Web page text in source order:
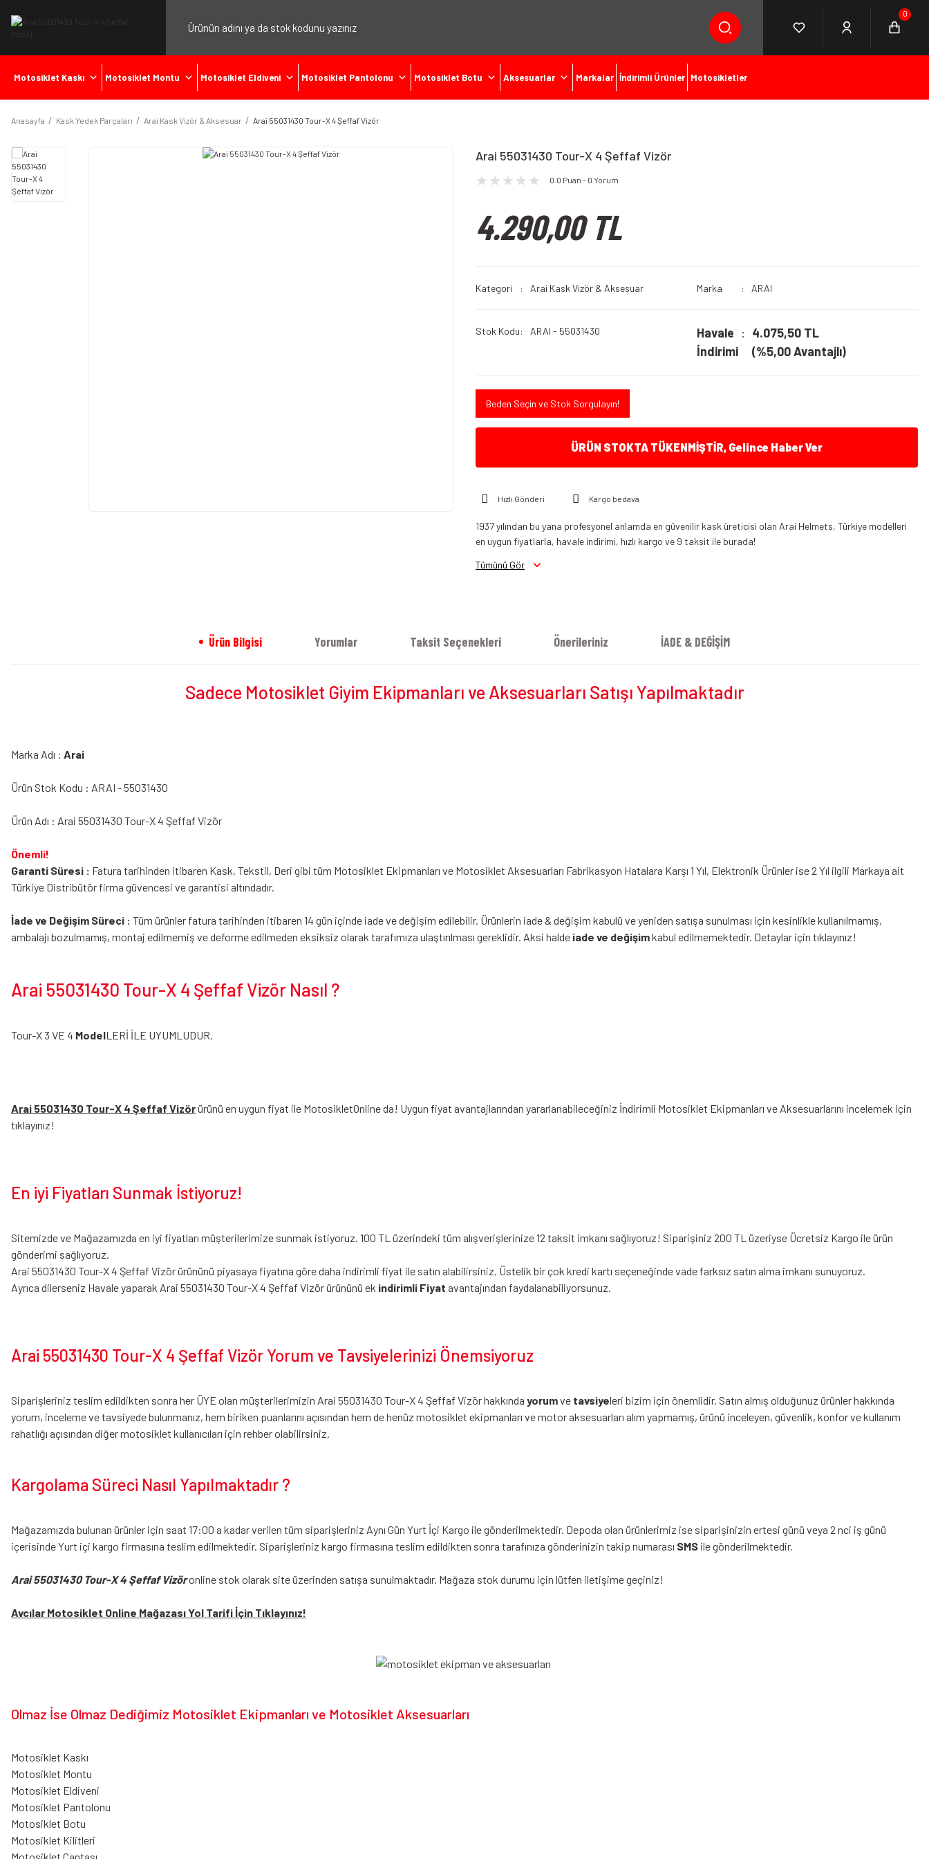
0
Motosiklet Kaskı Motosiklet Montu Motosiklet Eldiveni Motosiklet Pantolonu Motosiklet Botu Aksesuarlar Markalar İndirimli Ürünler Motosikletler
Anasayfa Kask Yedek Parçaları Arai Kask Vizör & Aksesuar Arai 55031430 Tour-X 4 Şeffaf Vizör
Arai 55031430 Tour-X 4 Şeffaf Vizör
0.0 Puan - 0 Yorum
4.290,00 TL
Kategori Arai Kask Vizör & Aksesuar Marka ARAI
Stok Kodu ARAI - 55031430
Havale
İndirimi
4.075,50 TL
(%5,00 Avantajlı)
Beden Seçin ve Stok Sorgulayın!
ÜRÜN STOKTA TÜKENMİŞTİR, Gelince Haber Ver
Hızlı Gönderi Kargo bedava
1937 yılından bu yana profesyonel anlamda en güvenilir kask üreticisi olan Arai Helmets, Türkiye modelleri
en uygun fiyatlarla, havale indirimi, hızlı kargo ve 9 taksit ile burada!
Tümünü Gör
Ürün Bilgisi Yorumlar Taksit Seçenekleri Önerileriniz İADE & DEĞİŞİM
Sadece Motosiklet Giyim Ekipmanları ve Aksesuarları Satışı Yapılmaktadır
Marka Adı : Arai
Ürün Stok Kodu : ARAI - 55031430
Ürün Adı : Arai 55031430 Tour-X 4 Şeffaf Vizör
Önemli!
Garanti Süresi : Fatura tarihinden itibaren Kask, Tekstil, Deri gibi tüm Motosiklet Ekipmanları ve Motosiklet Aksesuarları Fabrikasyon Hatalara Karşı 1 Yıl, Elektronik Ürünler ise 2 Yıl ilgili Markaya ait
Türkiye Distribütör firma güvencesi ve garantisi altındadır.
İade ve Değişim Süreci : Tüm ürünler fatura tarihinden itibaren 14 gün içinde iade ve değişim edilebilir. Ürünlerin iade & değişim kabulü ve yeniden satışa sunulması için kesinlikle kullanılmamış,
ambalajı bozulmamış, montaj edilmemiş ve deforme edilmeden eksiksiz olarak tarafımıza ulaştırılması gereklidir. Aksi halde iade ve değişimkabul edilmemektedir. Detaylar için tıklayınız!
Arai 55031430 Tour-X 4 Şeffaf Vizör Nasıl ?
Tour-X 3 VE 4 ModelLERİ İLE UYUMLUDUR.
Arai 55031430 Tour-X 4 Şeffaf Vizörürünü en uygun fiyat ile MotosikletOnline da! Uygun fiyat avantajlarından yararlanabileceğiniz İndirimli Motosiklet Ekipmanları ve Aksesuarlarını incelemek için
tıklayınız!
En iyi Fiyatları Sunmak İstiyoruz!
Sitemizde ve Mağazamızda en iyi fiyatları müşterilerimize sunmak istiyoruz. 100 TL üzerindeki tüm alışverişlerinize 12 taksit imkanı sağlıyoruz! Siparişiniz 200 TL üzeriyse Ücretsiz Kargo ile ürün
gönderimi sağlıyoruz.
Arai 55031430 Tour-X 4 Şeffaf Vizör ürününü piyasaya fiyatına göre daha indirimli fiyat ile satın alabilirsiniz. Üstelik bir çok kredi kartı seçeneğinde vade farksız satın alma imkanı sunuyoruz.
Ayrıca dilerseniz Havale yaparak Arai 55031430 Tour-X 4 Şeffaf Vizör ürününü ek indirimli Fiyat avantajından faydalanabiliyorsunuz.
Arai 55031430 Tour-X 4 Şeffaf Vizör Yorum ve Tavsiyelerinizi Önemsiyoruz
Siparişleriniz teslim edildikten sonra her ÜYE olan müşterilerimizin Arai 55031430 Tour-X 4 Şeffaf Vizör hakkında yorumve tavsiyeleri bizim için önemlidir. Satın almış olduğunuz ürünler hakkında
yorum, inceleme ve tavsiyede bulunmanız, hem biriken puanlarını açısından hem de henüz motosiklet ekipmanları ve motor aksesuarları alım yapmamış, ürünü inceleyen, güvenlik, konfor ve kullanım
rahatlığı açısından diğer motosiklet kullanıcıları için rehber olabilirsiniz.
Kargolama Süreci Nasıl Yapılmaktadır ?
Mağazamızda bulunan ürünler için saat 17:00 a kadar verilen tüm siparişleriniz Aynı Gün Yurt İçi Kargo ile gönderilmektedir. Depoda olan ürünlerimiz ise siparişinizin ertesi günü veya 2 nci iş günü
içerisinde Yurt içi kargo firmasına teslim edilmektedir. Siparişleriniz kargo firmasına teslim edildikten sonra tarafınıza gönderinizin takip numarası SMS ile gönderilmektedir.
Arai 55031430 Tour-X 4 Şeffaf Vizöronline stok olarak site üzerinden satışa sunulmaktadır. Mağaza stok durumu için lütfen iletişime geçiniz!
Avcılar Motosiklet Online Mağazası Yol Tarifi İçin Tıklayınız!
Olmaz İse Olmaz Dediğimiz Motosiklet Ekipmanları ve Motosiklet Aksesuarları
Motosiklet Kaskı
Motosiklet Montu
Motosiklet Eldiveni
Motosiklet Pantolonu
Motosiklet Botu
Motosiklet Kilitleri